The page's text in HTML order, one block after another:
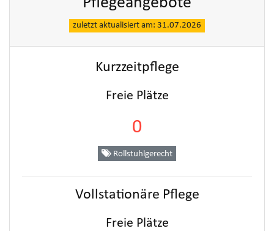
zuletzt aktualisiert am: 31.07.2026
Kurzzeitpflege
Freie Plätze
0
Rollstuhlgerecht
Vollstationäre Pflege
Freie Plätze